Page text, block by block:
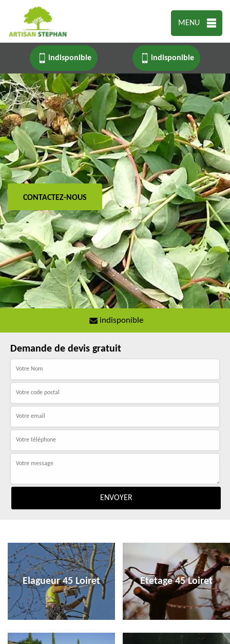
MENU
indisponible indisponible
CONTACTEZ-NOUS
indisponible
Demande de devis gratuit
Elagueur 45 Loiret Etetage 45 Loiret